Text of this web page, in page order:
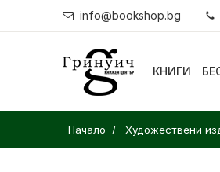
info@bookshop.bg
КНИГИ
Начало Художествени